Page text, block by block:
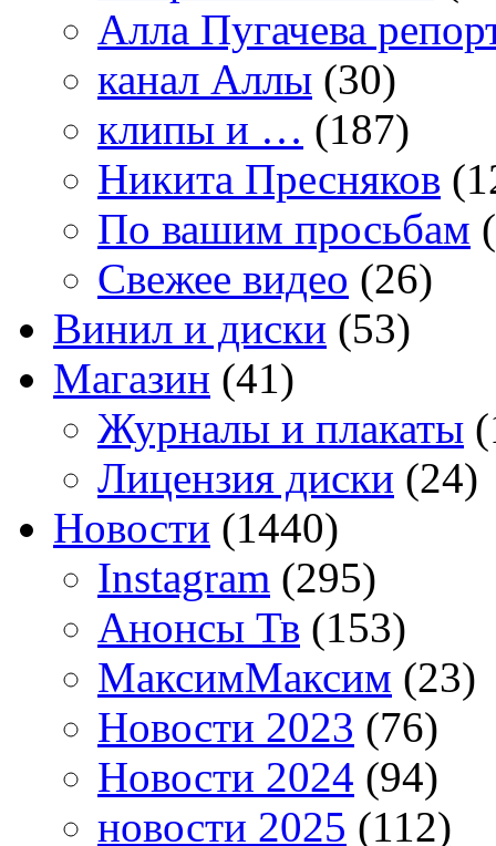
Алла Пугачева
канал Аллы (30)
клипы и … (187)
Никита Пресняков
По вашим просьбам
Свежее видео (26)
Винил и диски (53)
Магазин (41)
Журналы и плакаты
Лицензия диски (24)
Новости (1440)
Instagram (295)
Анонсы Тв (153)
МаксимМаксим (23)
Новости 2023 (76)
Новости 2024 (94)
новости 2025 (112)